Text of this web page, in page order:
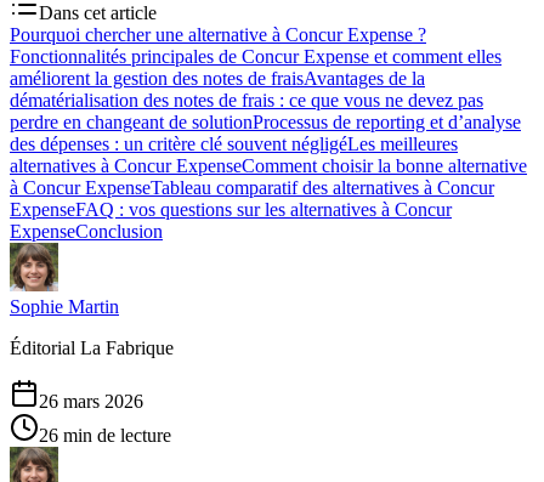
Dans cet article
Pourquoi chercher une alternative à Concur Expense ?
Fonctionnalités principales de Concur Expense et comment elles
améliorent la gestion des notes de fraisAvantages de la
dématérialisation des notes de frais : ce que vous ne devez pas
perdre en changeant de solutionProcessus de reporting et d’analyse
des dépenses : un critère clé souvent négligéLes meilleures
alternatives à Concur ExpenseComment choisir la bonne alternative
à Concur ExpenseTableau comparatif des alternatives à Concur
ExpenseFAQ : vos questions sur les alternatives à Concur
ExpenseConclusion
Sophie Martin
Éditorial La Fabrique
26 mars 2026
26 min de lecture